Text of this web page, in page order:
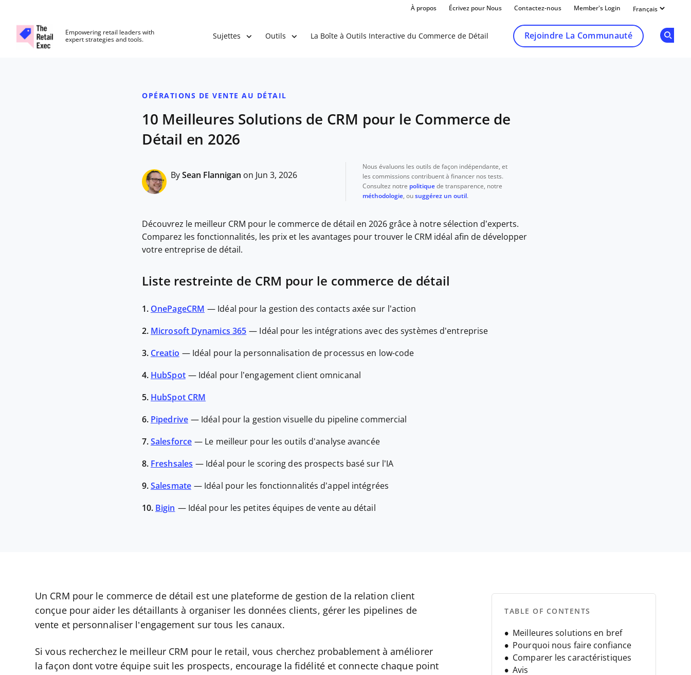
À propos Écrivez pour Nous Contactez-nous Member's Login
Empowering retail leaders with
expert strategies and tools.
Sujettes Outils La Boîte à Outils Interactive du Commerce de Détail Rejoindre La Communauté
OPÉRATIONS DE VENTE AU DÉTAIL
10 Meilleures Solutions de CRM pour le Commerce de
Détail en 2026
By Sean Flannigan on Jun 3, 2026
Nous évaluons les outils de façon indépendante, et
les commissions contribuent à financer nos tests.
Consultez notre politiquede transparence, notre
méthodologie, ou suggérez un outil .
Découvrez le meilleur CRM pour le commerce de détail en 2026 grâce à notre sélection d’experts.
Comparez les fonctionnalités, les prix et les avantages pour trouver le CRM idéal afin de développer
votre entreprise de détail.
Liste restreinte de CRM pour le commerce de détail
1. OnePageCRM — Idéal pour la gestion des contacts axée sur l’action
2. Microsoft Dynamics 365 — Idéal pour les intégrations avec des systèmes d'entreprise
3. Creatio — Idéal pour la personnalisation de processus en low-code
4. HubSpot — Idéal pour l’engagement client omnicanal
5. HubSpot CRM
6. Pipedrive — Idéal pour la gestion visuelle du pipeline commercial
7. Salesforce — Le meilleur pour les outils d'analyse avancée
8. Freshsales — Idéal pour le scoring des prospects basé sur l’IA
9. Salesmate — Idéal pour les fonctionnalités d’appel intégrées
10. Bigin — Idéal pour les petites équipes de vente au détail
Un CRM pour le commerce de détail est une plateforme de gestion de la relation client
conçue pour aider les détaillants à organiser les données clients, gérer les pipelines de
vente et personnaliser l’engagement sur tous les canaux.
Si vous recherchez le meilleur CRM pour le retail, vous cherchez probablement à améliorer
la façon dont votre équipe suit les prospects, encourage la fidélité et connecte chaque point
TABLE OF CONTENTS
Meilleures solutions en bref
Pourquoi nous faire confiance
Comparer les caractéristiques
Avis